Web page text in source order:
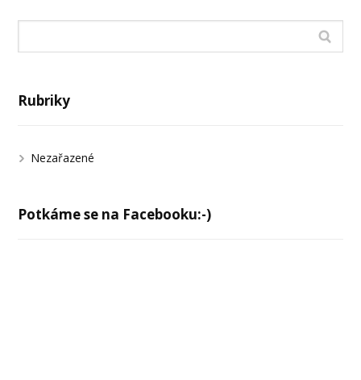
Rubriky
Nezařazené
Potkáme se na Facebooku:-)